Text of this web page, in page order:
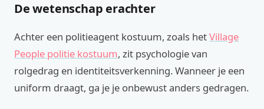
De wetenschap erachter
Achter een politieagent kostuum, zoals hetVillage
People politie kostuum, zit psychologie van
rolgedrag en identiteitsverkenning. Wanneer je een
uniform draagt, ga je je onbewust anders gedragen.